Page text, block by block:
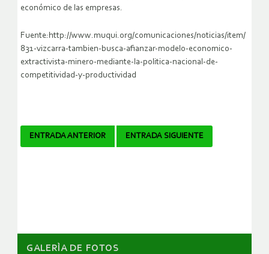
económico de las empresas.
Fuente:http://www.muqui.org/comunicaciones/noticias/item/
831-vizcarra-tambien-busca-afianzar-modelo-economico-
extractivista-minero-mediante-la-politica-nacional-de-
competitividad-y-productividad
Navegador
ENTRADA ANTERIOR ENTRADA SIGUIENTE
GALERÌA DE FOTOS